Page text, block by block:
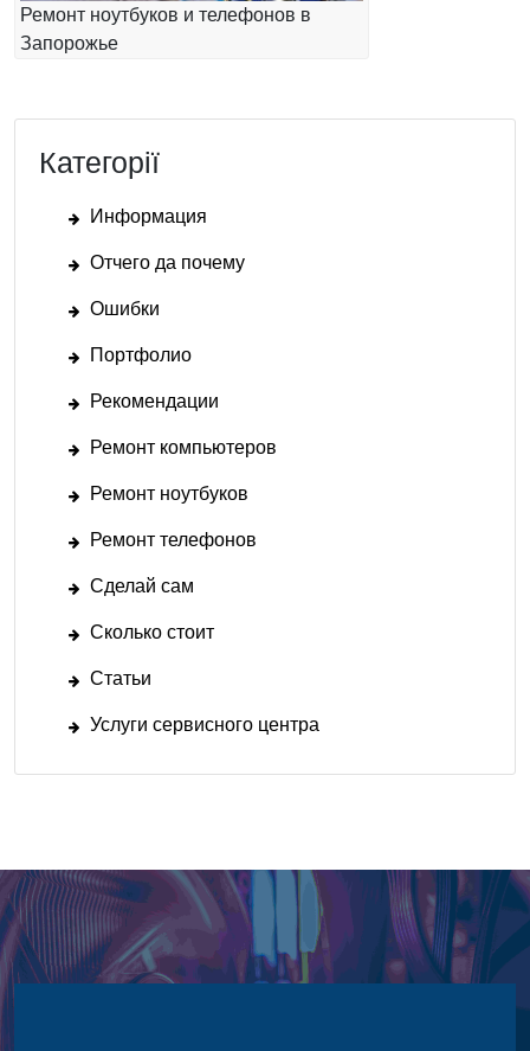
Ремонт ноутбуков и телефонов в
Запорожье
Категорії
Информация
Отчего да почему
Ошибки
Портфолио
Рекомендации
Ремонт компьютеров
Ремонт ноутбуков
Ремонт телефонов
Сделай сам
Сколько стоит
Статьи
Услуги сервисного центра